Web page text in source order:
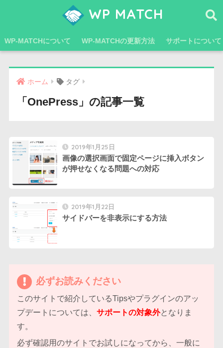
WP MATCH
WP-MATCHについて WP-MATCHの更新方法 サポートについて
ホーム タグ
「OnePress」の記事一覧
2019年1月25日
画像の選択画面で固定ページに挿入ボタン
が押せなくなる問題への対応
2019年1月22日
サイドバーを非表示にする方法
必ずお読みください
このサイトで紹介しているTipsやプラグインのアッ
プデートについては、 サポートの対象外となりま
す。
必ず確認用のサイトでお試しになってから、一般に